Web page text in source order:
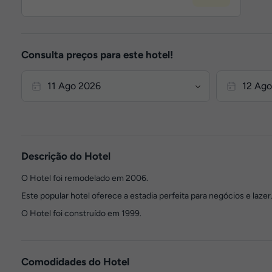
Consulta preços para este hotel!
Descrição do Hotel
O Hotel foi remodelado em 2006.
Este popular hotel oferece a estadia perfeita para negócios e lazer.
O Hotel foi construído em 1999.
Comodidades do Hotel